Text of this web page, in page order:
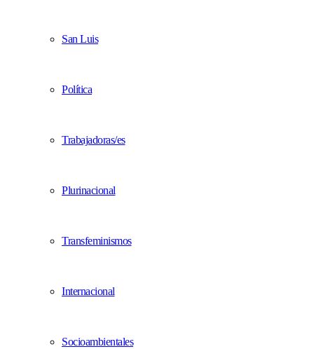
San Luis
Política
Trabajadoras/es
Plurinacional
Transfeminismos
Internacional
Socioambientales